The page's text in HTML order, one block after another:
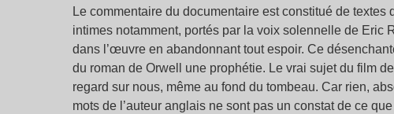
Le commentaire du documentaire est constitué de
intimes notamment, portés par la voix solennelle de Eric
dans l’œuvre en abandonnant tout espoir. Ce
du roman de Orwell une prophétie. Le vrai sujet du film
regard sur nous, même au fond du tombeau. Car rien,
mots de l’auteur anglais ne sont pas un constat de ce